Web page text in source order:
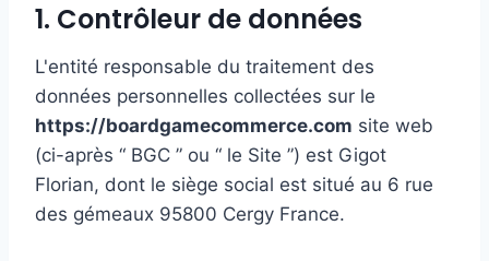
1. Contrôleur de données
L'entité responsable du traitement des
données personnelles collectées sur le
https://boardgamecommerce.com site web
(ci-après “ BGC ” ou “ le Site ”) est Gigot
Florian, dont le siège social est situé au 6 rue
des gémeaux 95800 Cergy France.